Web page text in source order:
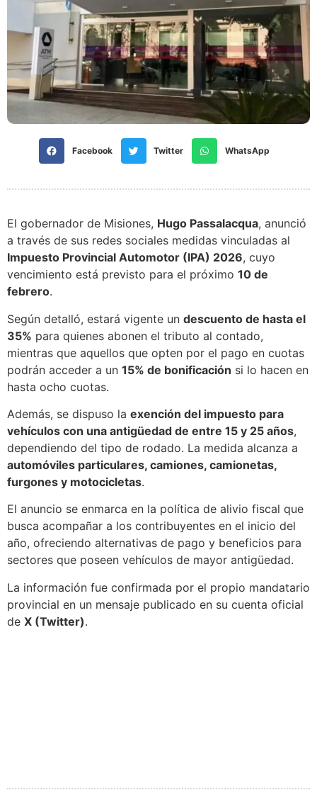
Facebook Twitter WhatsApp
El gobernador de Misiones, Hugo Passalacqua, anunció
a través de sus redes sociales medidas vinculadas al
Impuesto Provincial Automotor (IPA) 2026, cuyo
vencimiento está previsto para el próximo 10 de
febrero.
Según detalló, estará vigente un descuento de hasta el
35% para quienes abonen el tributo al contado,
mientras que aquellos que opten por el pago en cuotas
podrán acceder a un 15% de bonificación si lo hacen en
hasta ocho cuotas.
Además, se dispuso la exención del impuesto para
vehículos con una antigüedad de entre 15 y 25 años,
dependiendo del tipo de rodado. La medida alcanza a
automóviles particulares, camiones, camionetas,
furgones y motocicletas.
El anuncio se enmarca en la política de alivio fiscal que
busca acompañar a los contribuyentes en el inicio del
año, ofreciendo alternativas de pago y beneficios para
sectores que poseen vehículos de mayor antigüedad.
La información fue confirmada por el propio mandatario
provincial en un mensaje publicado en su cuenta oficial
de X (Twitter).